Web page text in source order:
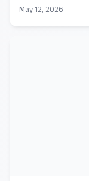
May 12, 2026